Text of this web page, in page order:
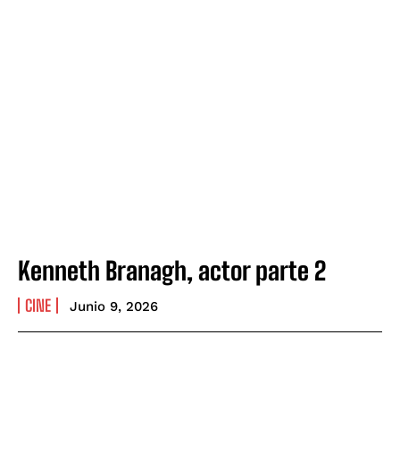
Kenneth Branagh, actor parte 2
CINE Junio 9, 2026